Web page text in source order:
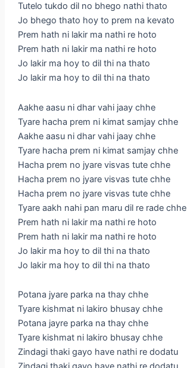
Tutelo tukdo dil no bhego nathi thato
Jo bhego thato hoy to prem na kevato
Prem hath ni lakir ma nathi re hoto
Prem hath ni lakir ma nathi re hoto
Jo lakir ma hoy to dil thi na thato
Jo lakir ma hoy to dil thi na thato
Aakhe aasu ni dhar vahi jaay chhe
Tyare hacha prem ni kimat samjay chhe
Aakhe aasu ni dhar vahi jaay chhe
Tyare hacha prem ni kimat samjay chhe
Hacha prem no jyare visvas tute chhe
Hacha prem no jyare visvas tute chhe
Hacha prem no jyare visvas tute chhe
Tyare aakh nahi pan maru dil re rade chhe
Prem hath ni lakir ma nathi re hoto
Prem hath ni lakir ma nathi re hoto
Jo lakir ma hoy to dil thi na thato
Jo lakir ma hoy to dil thi na thato
Potana jyare parka na thay chhe
Tyare kishmat ni lakiro bhusay chhe
Potana jayre parka na thay chhe
Tyare kishmat ni lakiro bhusay chhe
Zindagi thaki gayo have nathi re dodatu